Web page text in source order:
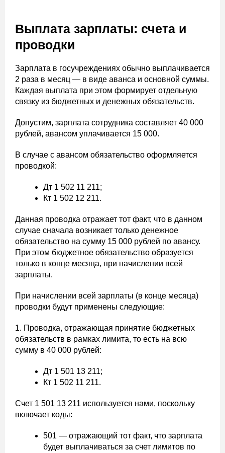
Выплата зарплаты: счета и
проводки
Зарплата в госучреждениях обычно выплачивается
2 раза в месяц — в виде аванса и основной суммы.
Каждая выплата при этом формирует отдельную
связку из бюджетных и денежных обязательств.
Допустим, зарплата сотрудника составляет 40 000
рублей, авансом уплачивается 15 000.
В случае с авансом обязательство оформляется
проводкой:
Дт 1 502 11 211;
Кт 1 502 12 211.
Данная проводка отражает тот факт, что в данном
случае сначала возникает только денежное
обязательство на сумму 15 000 рублей по авансу.
При этом бюджетное обязательство образуется
только в конце месяца, при начислении всей
зарплаты.
При начислении всей зарплаты (в конце месяца)
проводки будут применены следующие:
1. Проводка, отражающая принятие бюджетных
обязательств в рамках лимита, то есть на всю
сумму в 40 000 рублей:
Дт 1 501 13 211;
Кт 1 502 11 211.
Счет 1 501 13 211 используется нами, поскольку
включает коды:
501 — отражающий тот факт, что зарплата
будет выплачиваться за счет лимитов по